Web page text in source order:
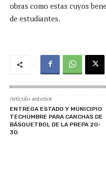
obras como estas cuyos
de estudiantes.
Artículo anterior
ENTREGA ESTADO Y MUNICIPIO
TECHUMBRE PARA CANCHAS DE
BÁSQUETBOL DE LA PREPA 20-
30.